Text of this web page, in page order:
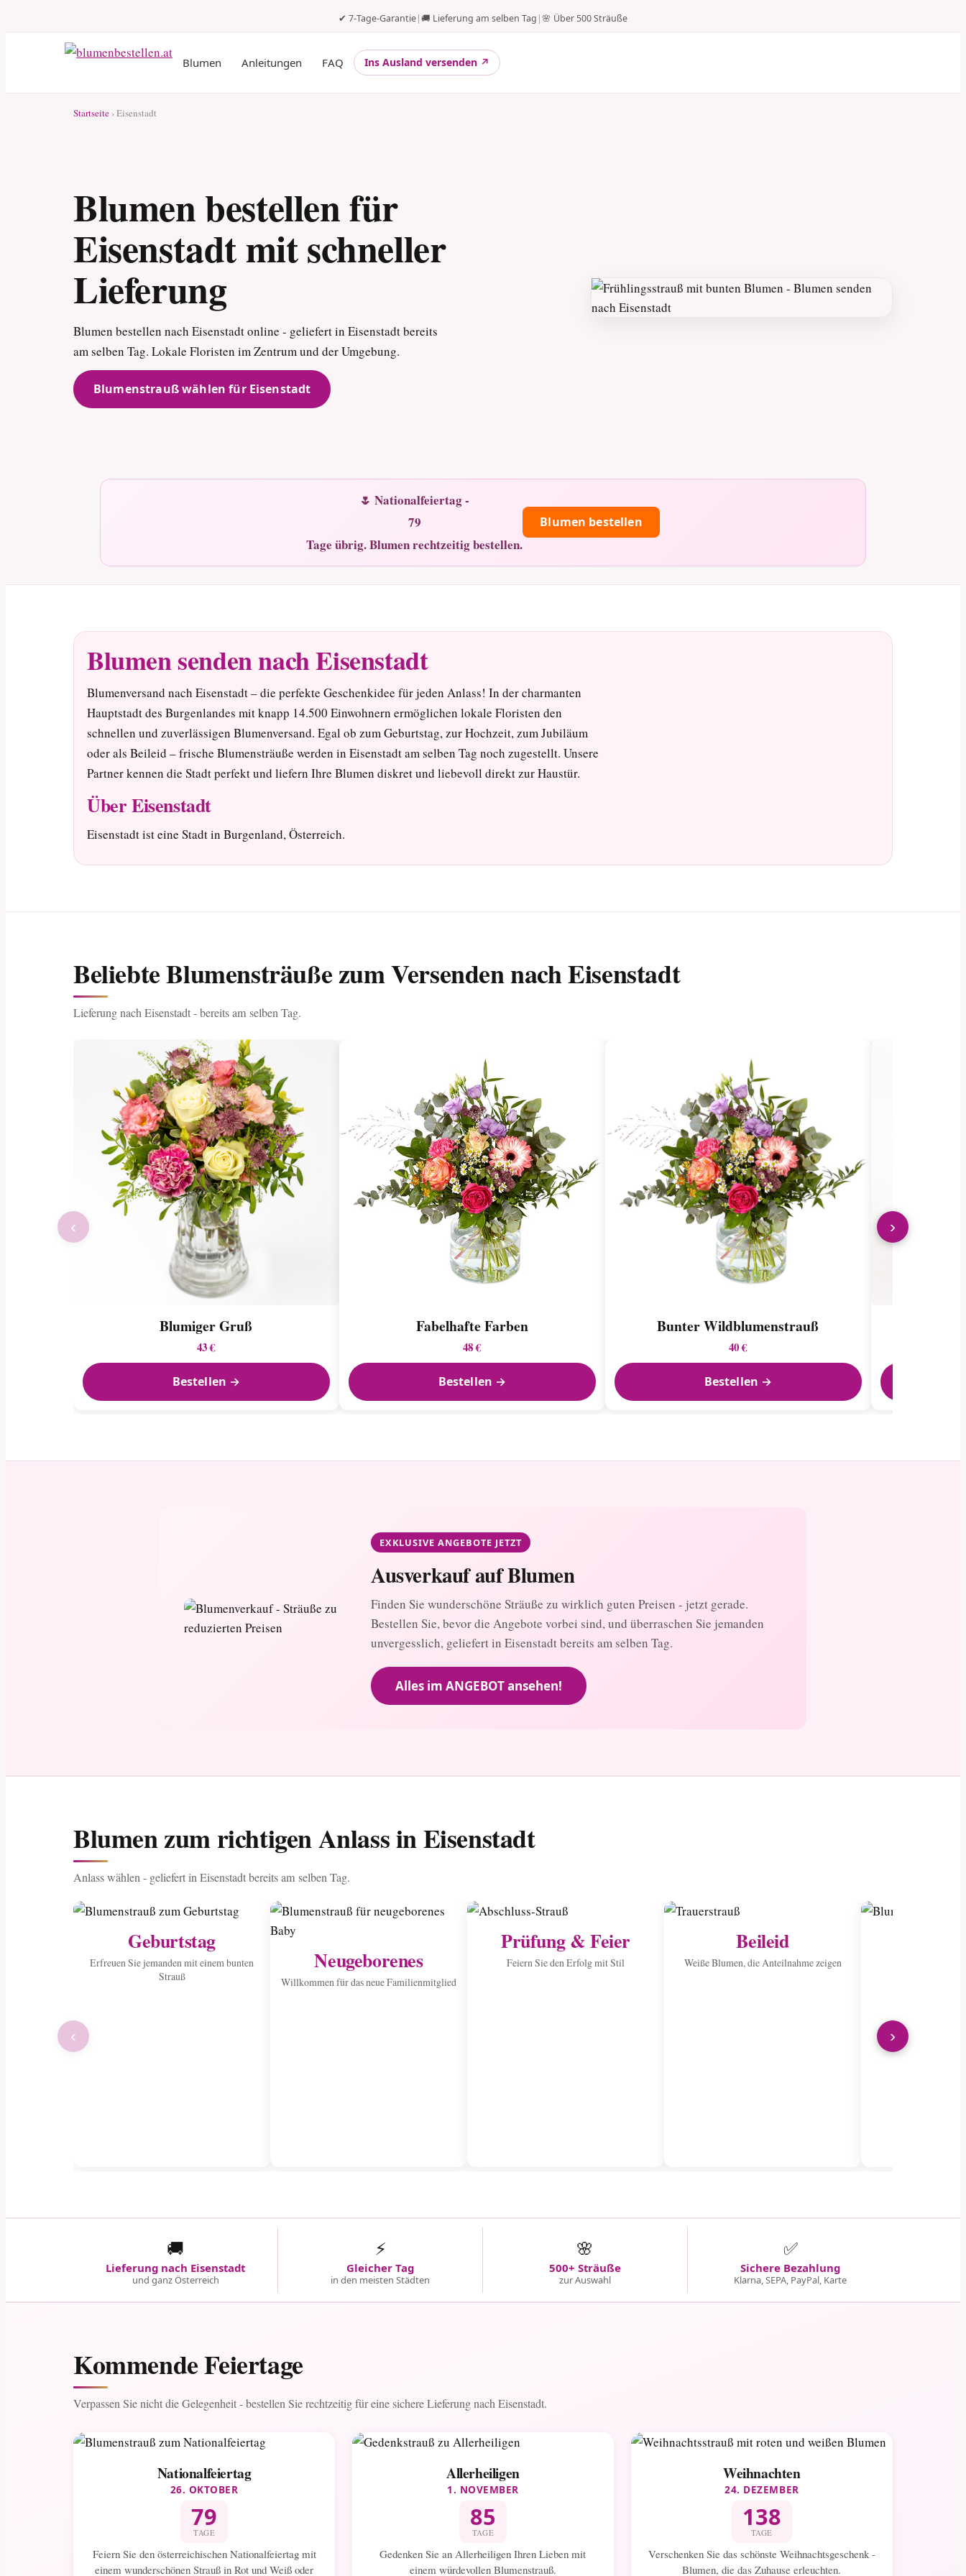
✔ 7-Tage-Garantie|🚚 Lieferung am selben Tag |🌸 Über 500 Sträuße
Blumen Anleitungen FAQ Ins Ausland versenden ↗
Startseite › Eisenstadt
Blumen bestellen für
Eisenstadt mit schneller
Lieferung
Blumen bestellen nach Eisenstadt online - geliefert in Eisenstadt bereits
am selben Tag. Lokale Floristen im Zentrum und der Umgebung.
Blumenstrauß wählen für Eisenstadt
🌷 Nationalfeiertag -
79
Tage übrig. Blumen rechtzeitig bestellen.
Blumen bestellen
Blumen senden nach Eisenstadt
Blumenversand nach Eisenstadt – die perfekte Geschenkidee für jeden Anlass! In der charmanten
Hauptstadt des Burgenlandes mit knapp 14.500 Einwohnern ermöglichen lokale Floristen den
schnellen und zuverlässigen Blumenversand. Egal ob zum Geburtstag, zur Hochzeit, zum Jubiläum
oder als Beileid – frische Blumensträuße werden in Eisenstadt am selben Tag noch zugestellt. Unsere
Partner kennen die Stadt perfekt und liefern Ihre Blumen diskret und liebevoll direkt zur Haustür.
Über Eisenstadt
Eisenstadt ist eine Stadt in Burgenland, Österreich.
Beliebte Blumensträuße zum Versenden nach Eisenstadt
Lieferung nach Eisenstadt - bereits am selben Tag.
Blumiger Gruß
43 €
Bestellen →
Fabelhafte Farben
48 €
Bestellen →
Bunter Wildblumen­strauß
40 €
Bestellen →
‹ ›
EXKLUSIVE ANGEBOTE JETZT
Ausverkauf auf Blumen
Finden Sie wunderschöne Sträuße zu wirklich guten Preisen - jetzt gerade.
Bestellen Sie, bevor die Angebote vorbei sind, und überraschen Sie jemanden
unvergesslich, geliefert in Eisenstadt bereits am selben Tag.
Alles im ANGEBOT ansehen!
Blumen zum richtigen Anlass in Eisenstadt
Anlass wählen - geliefert in Eisenstadt bereits am selben Tag.
Geburtstag
Erfreuen Sie jemanden mit einem bunten
Strauß
Neugeborenes
Willkommen für das neue Familienmitglied
Prüfung & Feier
Feiern Sie den Erfolg mit Stil
Beileid
Weiße Blumen, die Anteilnahme zeigen
‹ ›
🚚
Lieferung nach Eisenstadt
und ganz Österreich
⚡
Gleicher Tag
in den meisten Städten
🌸
500+ Sträuße
zur Auswahl
✅
Sichere Bezahlung
Klarna, SEPA, PayPal, Karte
Kommende Feiertage
Verpassen Sie nicht die Gelegenheit - bestellen Sie rechtzeitig für eine sichere Lieferung nach Eisenstadt.
Nationalfeiertag
26. OKTOBER
79
TAGE
Feiern Sie den österreichischen Nationalfeiertag mit
einem wunderschönen Strauß in Rot und Weiß oder
Allerheiligen
1. NOVEMBER
85
TAGE
Gedenken Sie an Allerheiligen Ihren Lieben mit
einem würdevollen Blumenstrauß.
Weihnachten
24. DEZEMBER
138
TAGE
Verschenken Sie das schönste Weihnachtsgeschenk -
Blumen, die das Zuhause erleuchten.